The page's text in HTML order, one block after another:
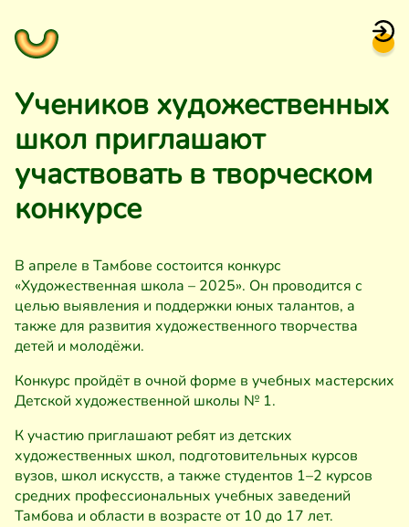
Учеников художественных
школ приглашают
участвовать в творческом
конкурсе
В апреле в Тамбове состоится конкурс
«Художественная школа – 2025». Он проводится с
целью выявления и поддержки юных талантов, а
также для развития художественного творчества
детей и молодёжи.
Конкурс пройдёт в очной форме в учебных мастерских
Детской художественной школы № 1.
К участию приглашают ребят из детских
художественных школ, подготовительных курсов
вузов, школ искусств, а также студентов 1–2 курсов
средних профессиональных учебных заведений
Тамбова и области в возрасте от 10 до 17 лет.